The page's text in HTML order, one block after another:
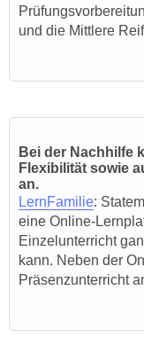
und die Mittlere
Bei der Nachhilfe
Flexibilität sowie
an.
LernFamilie:
eine Online-
Einzelunterricht
kann. Neben der
Präsenzunterricht